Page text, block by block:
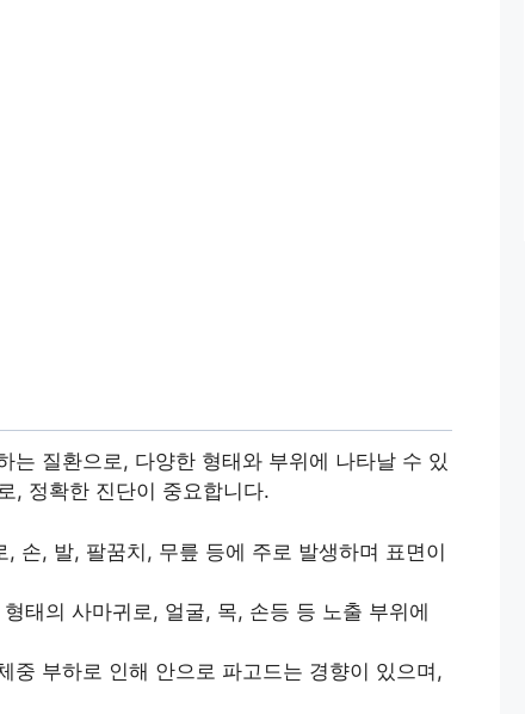
질환으로, 다양한 형태와 부위에 나타날 수 있
, 정확한 진단이 중요합니다.
손, 발, 팔꿈치, 무릎 등에 주로 발생하며 표면이
태의 사마귀로, 얼굴, 목, 손등 등 노출 부위에
중 부하로 인해 안으로 파고드는 경향이 있으며,